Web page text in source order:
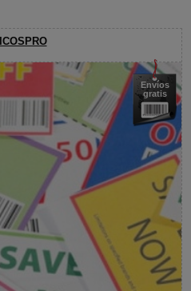
Envíos
gratis